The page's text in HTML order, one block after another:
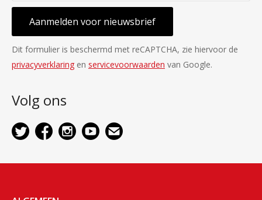
Aanmelden voor nieuwsbrief
Dit formulier is beschermd met reCAPTCHA, zie hiervoor de
privacyverklaring en servicevoorwaarden van Google.
Volg ons